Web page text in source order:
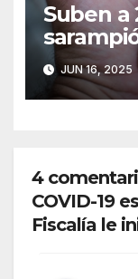
Suben a
Salud
JUN 16, 2025
4
COVID-19
Fiscalía le